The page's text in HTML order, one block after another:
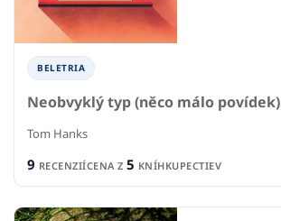
BELETRIA
Neobvyklý typ (něco málo povídek)
Tom Hanks
9 RECENZIÍCENA Z 5 KNÍHKUPECTIEV